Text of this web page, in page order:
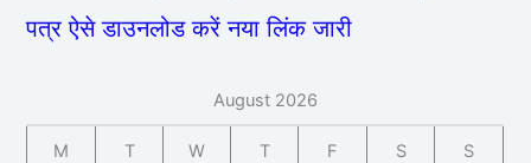
पत्र ऐसे डाउनलोड करें नया लिंक जारी
August 2026
M T W T F S S